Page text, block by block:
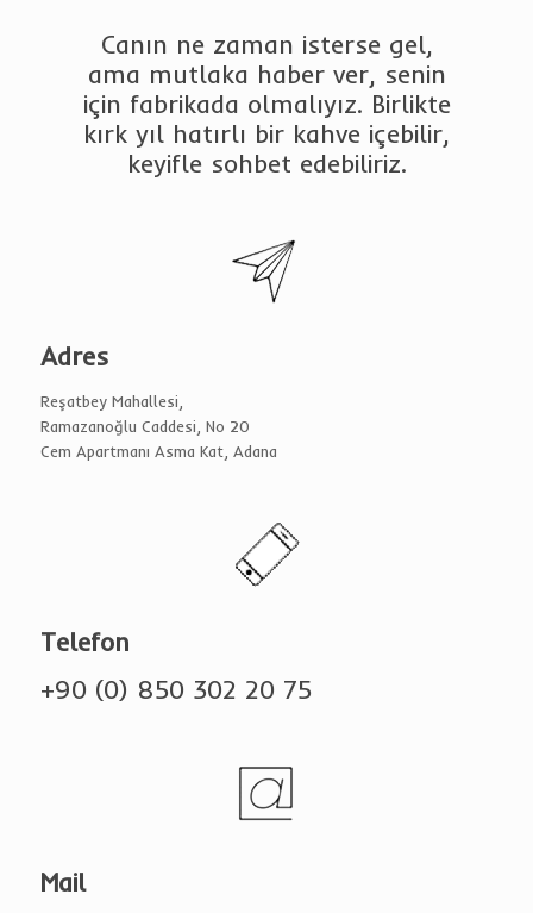
Canın ne zaman isterse gel,
ama mutlaka haber ver, senin
için fabrikada olmalıyız. Birlikte
kırk yıl hatırlı bir kahve içebilir,
keyifle sohbet edebiliriz.
Adres
Reşatbey Mahallesi,
Ramazanoğlu Caddesi, No 20
Cem Apartmanı Asma Kat, Adana
Telefon
+90 (0) 850 302 20 75
Mail